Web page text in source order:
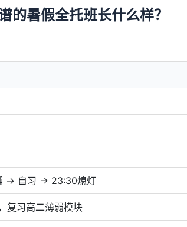
的暑假全托班长什么样？
→ 自习 → 23:30熄灯
复习高二薄弱模块